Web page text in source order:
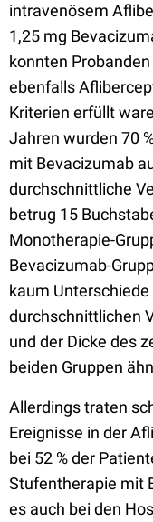
intravenösem
1,25 mg
konnten
ebenfalls
Kriterien erfüllt
Jahren wurden 70
mit Bevacizumab
durchschnittliche
betrug 15
Monotherapie-
Bevacizumab-
kaum
durchschnittlichen
und der Dicke des
beiden Gruppen
Allerdings traten
Ereignisse in der
bei 52 % der
Stufentherapie mit
es auch bei den